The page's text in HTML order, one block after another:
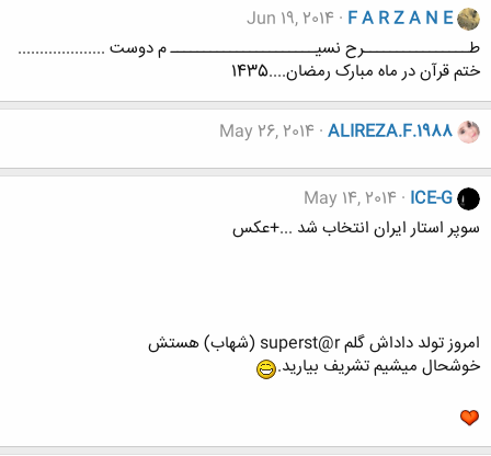
F A R Z A N E
Jun 19, 2014
طــــــــــــــــرح نسیــــــــــــــــــــــ م دوست ....................
ختم قرآن در ماه مبارک رمضان....1435
ALIREZA.F.1988
May 26, 2014
ICE-G
May 14, 2014
سوپر استار ایران انتخاب شد ...+عکس
امروز تولد داداش گلم superst@r (شهاب) هستش
خوشحال میشیم تشریف بیارید.